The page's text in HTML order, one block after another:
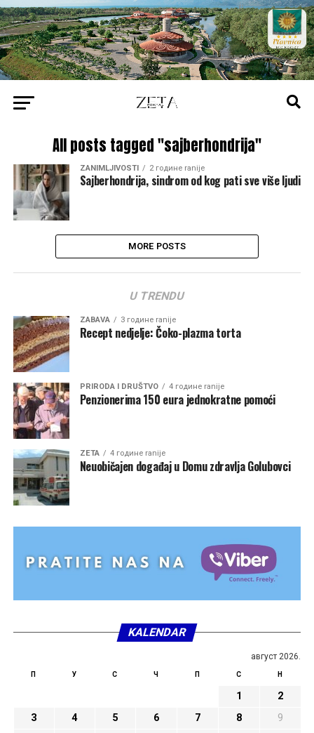
All posts tagged "sajberhondrija"
ZANIMLJIVOSTI 2 године ranije
Sajberhondrija, sindrom od kog pati sve više ljudi
MORE POSTS
U TRENDU
ZABAVA 3 године ranije
Recept nedjelje: Čoko-plazma torta
PRIRODA I DRUŠTVO 4 године ranije
Penzionerima 150 eura jednokratne pomoći
ZETA 4 године ranije
Neuobičajen događaj u Domu zdravlja Golubovci
KALENDAR
август 2026.
П У С Ч П С Н
1
2
3
4 5 6 7 8
9